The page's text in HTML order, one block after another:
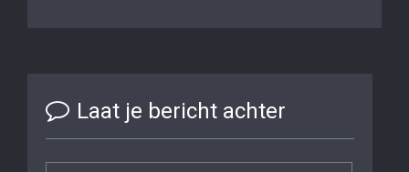
Laat je bericht achter